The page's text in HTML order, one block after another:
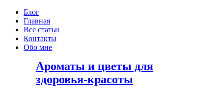
Блог
Главная
Все статьи
Контакты
Обо мне
Ароматы и цветы для
здоровья-красоты